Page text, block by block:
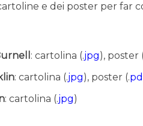
e dei poster per far
: cartolina (.jpg), poster
: cartolina (.jpg), poster (.
: cartolina (.jpg)